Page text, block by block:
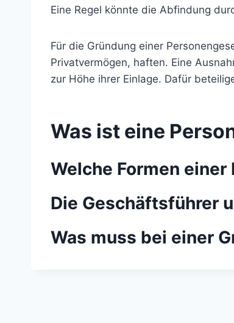
Eine Regel könnte die Abfindung
Für die Gründung einer
Privatvermögen, haften. Eine
zur Höhe ihrer Einlage. Dafür
Was ist eine
Welche Formen
Die Geschäftsführer
Was muss bei einer